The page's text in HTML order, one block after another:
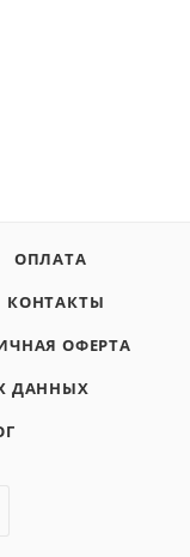
ОПЛАТА
КОНТАКТЫ
ОФЕРТА
ДАННЫХ